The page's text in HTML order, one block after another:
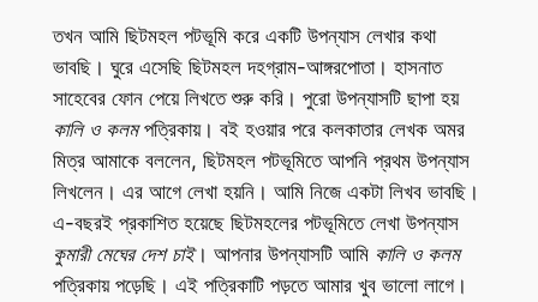
তখন আমি ছিটমহল পটভূমি করে একটি উপন্যাস লেখার কথা
ভাবছি। ঘুরে এসেছি ছিটমহল দহগ্রাম-আঙ্গরপোতা। হাসনাত
সাহেবের ফোন পেয়ে লিখতে শুরু করি। পুরো উপন্যাসটি ছাপা হয়
কালি ও কলমপত্রিকায়। বই হওয়ার পরে কলকাতার লেখক অমর
মিত্র আমাকে বললেন, ছিটমহল পটভূমিতে আপনি প্রথম উপন্যাস
লিখলেন। এর আগে লেখা হয়নি। আমি নিজে একটা লিখব ভাবছি।
এ-বছরই প্রকাশিত হয়েছে ছিটমহলের পটভূমিতে লেখা উপন্যাস
কুমারীমেঘের দেশ চাই। আপনার উপন্যাসটি আমি কালি ও কলম
পত্রিকায় পড়েছি। এই পত্রিকাটি পড়তে আমার খুব ভালো লাগে।